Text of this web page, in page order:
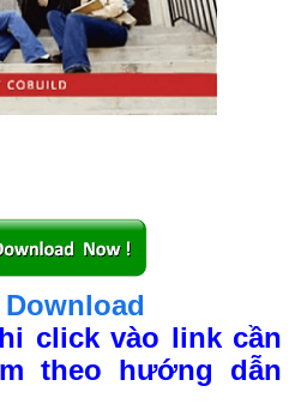
Download
click vào link cần
theo hướng dẫn